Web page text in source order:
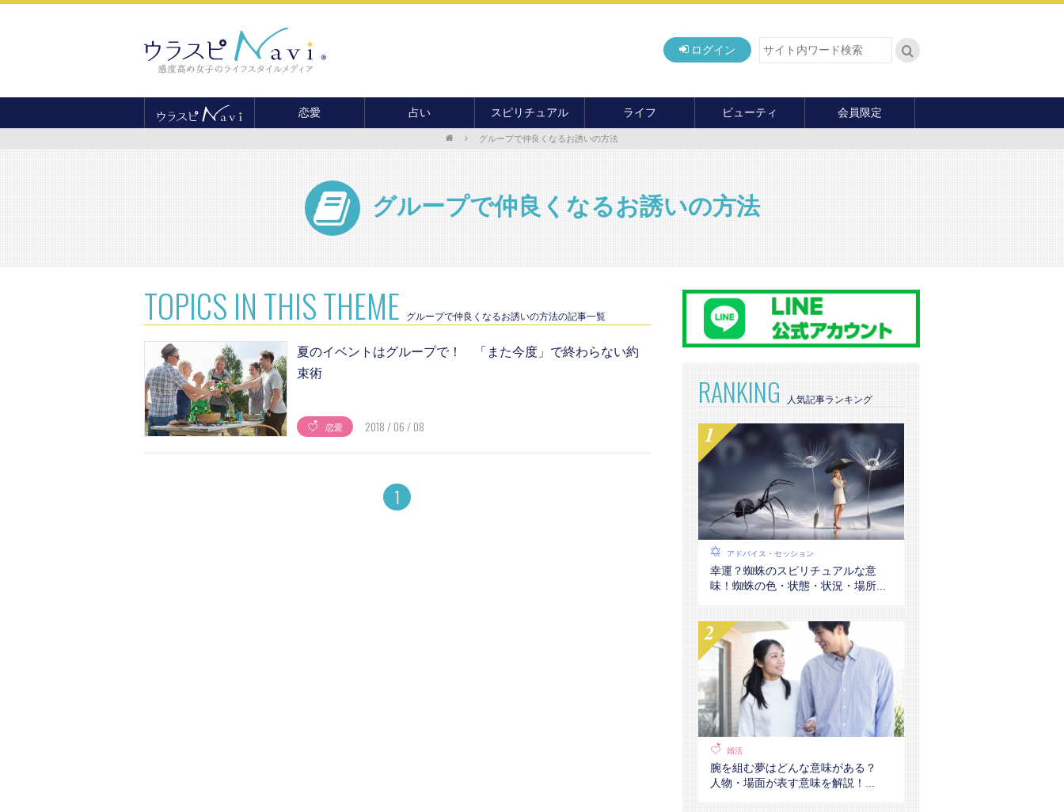
ログイン
恋愛
結婚
セックス
離婚・不倫
占い
おもしろ占い
スピリチュアル
開運
オカルト
ライフ
旅行
ビューティ
マナー・教養
会員限定
グループで仲良くなるお誘いの方法
グループで仲良くなるお誘いの方法
TOPICS IN THIS THEME グループで仲良くなるお誘いの方法の記事一覧
夏のイベントはグループで！ 「また今度」で終わらない約
束術
恋愛 2018 / 06 / 08
1
RANKING
アドバイス・セッション
幸運？蜘蛛のスピリチュアルな意
味！蜘蛛の色・状態・状況・場所...
婚活
腕を組む夢はどんな意味がある？
人物・場面が表す意味を解説！...